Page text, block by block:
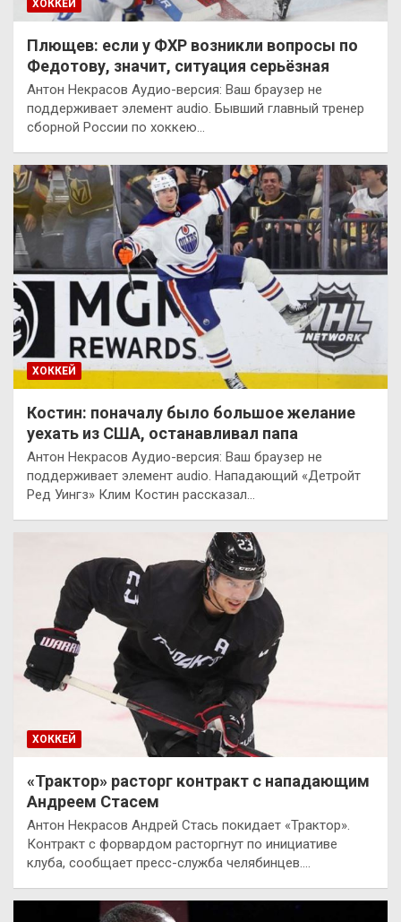
ХОККЕЙ
Плющев: если у ФХР возникли вопросы по
Федотову, значит, ситуация серьёзная
Антон Некрасов Аудио-версия: Ваш браузер не
поддерживает элемент audio. Бывший главный тренер
сборной России по хоккею…
ХОККЕЙ
Костин: поначалу было большое желание
уехать из США, останавливал папа
Антон Некрасов Аудио-версия: Ваш браузер не
поддерживает элемент audio. Нападающий «Детройт
Ред Уингз» Клим Костин рассказал…
ХОККЕЙ
«Трактор» расторг контракт с нападающим
Андреем Стасем
Антон Некрасов Андрей Стась покидает «Трактор».
Контракт с форвардом расторгнут по инициативе
клуба, сообщает пресс-служба челябинцев.…